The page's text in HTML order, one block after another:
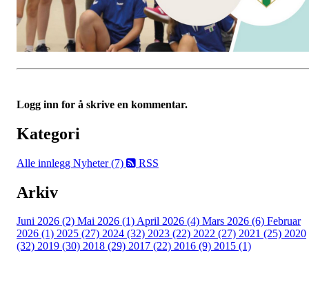
Logg inn for å skrive en kommentar.
Kategori
Alle innlegg Nyheter (7) RSS
Arkiv
Juni 2026 (2) Mai 2026 (1)April 2026 (4) Mars 2026 (6) Februar
2026 (1) 2025 (27) 2024 (32) 2023 (22) 2022 (27) 2021 (25) 2020
(32) 2019 (30) 2018 (29) 2017 (22) 2016 (9) 2015 (1)